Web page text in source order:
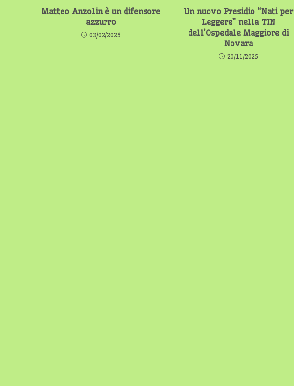
Matteo Anzolin è un difensore
azzurro
03/02/2025
Un nuovo Presidio “Nati per
Leggere” nella TIN
dell’Ospedale Maggiore di
Novara
20/11/2025